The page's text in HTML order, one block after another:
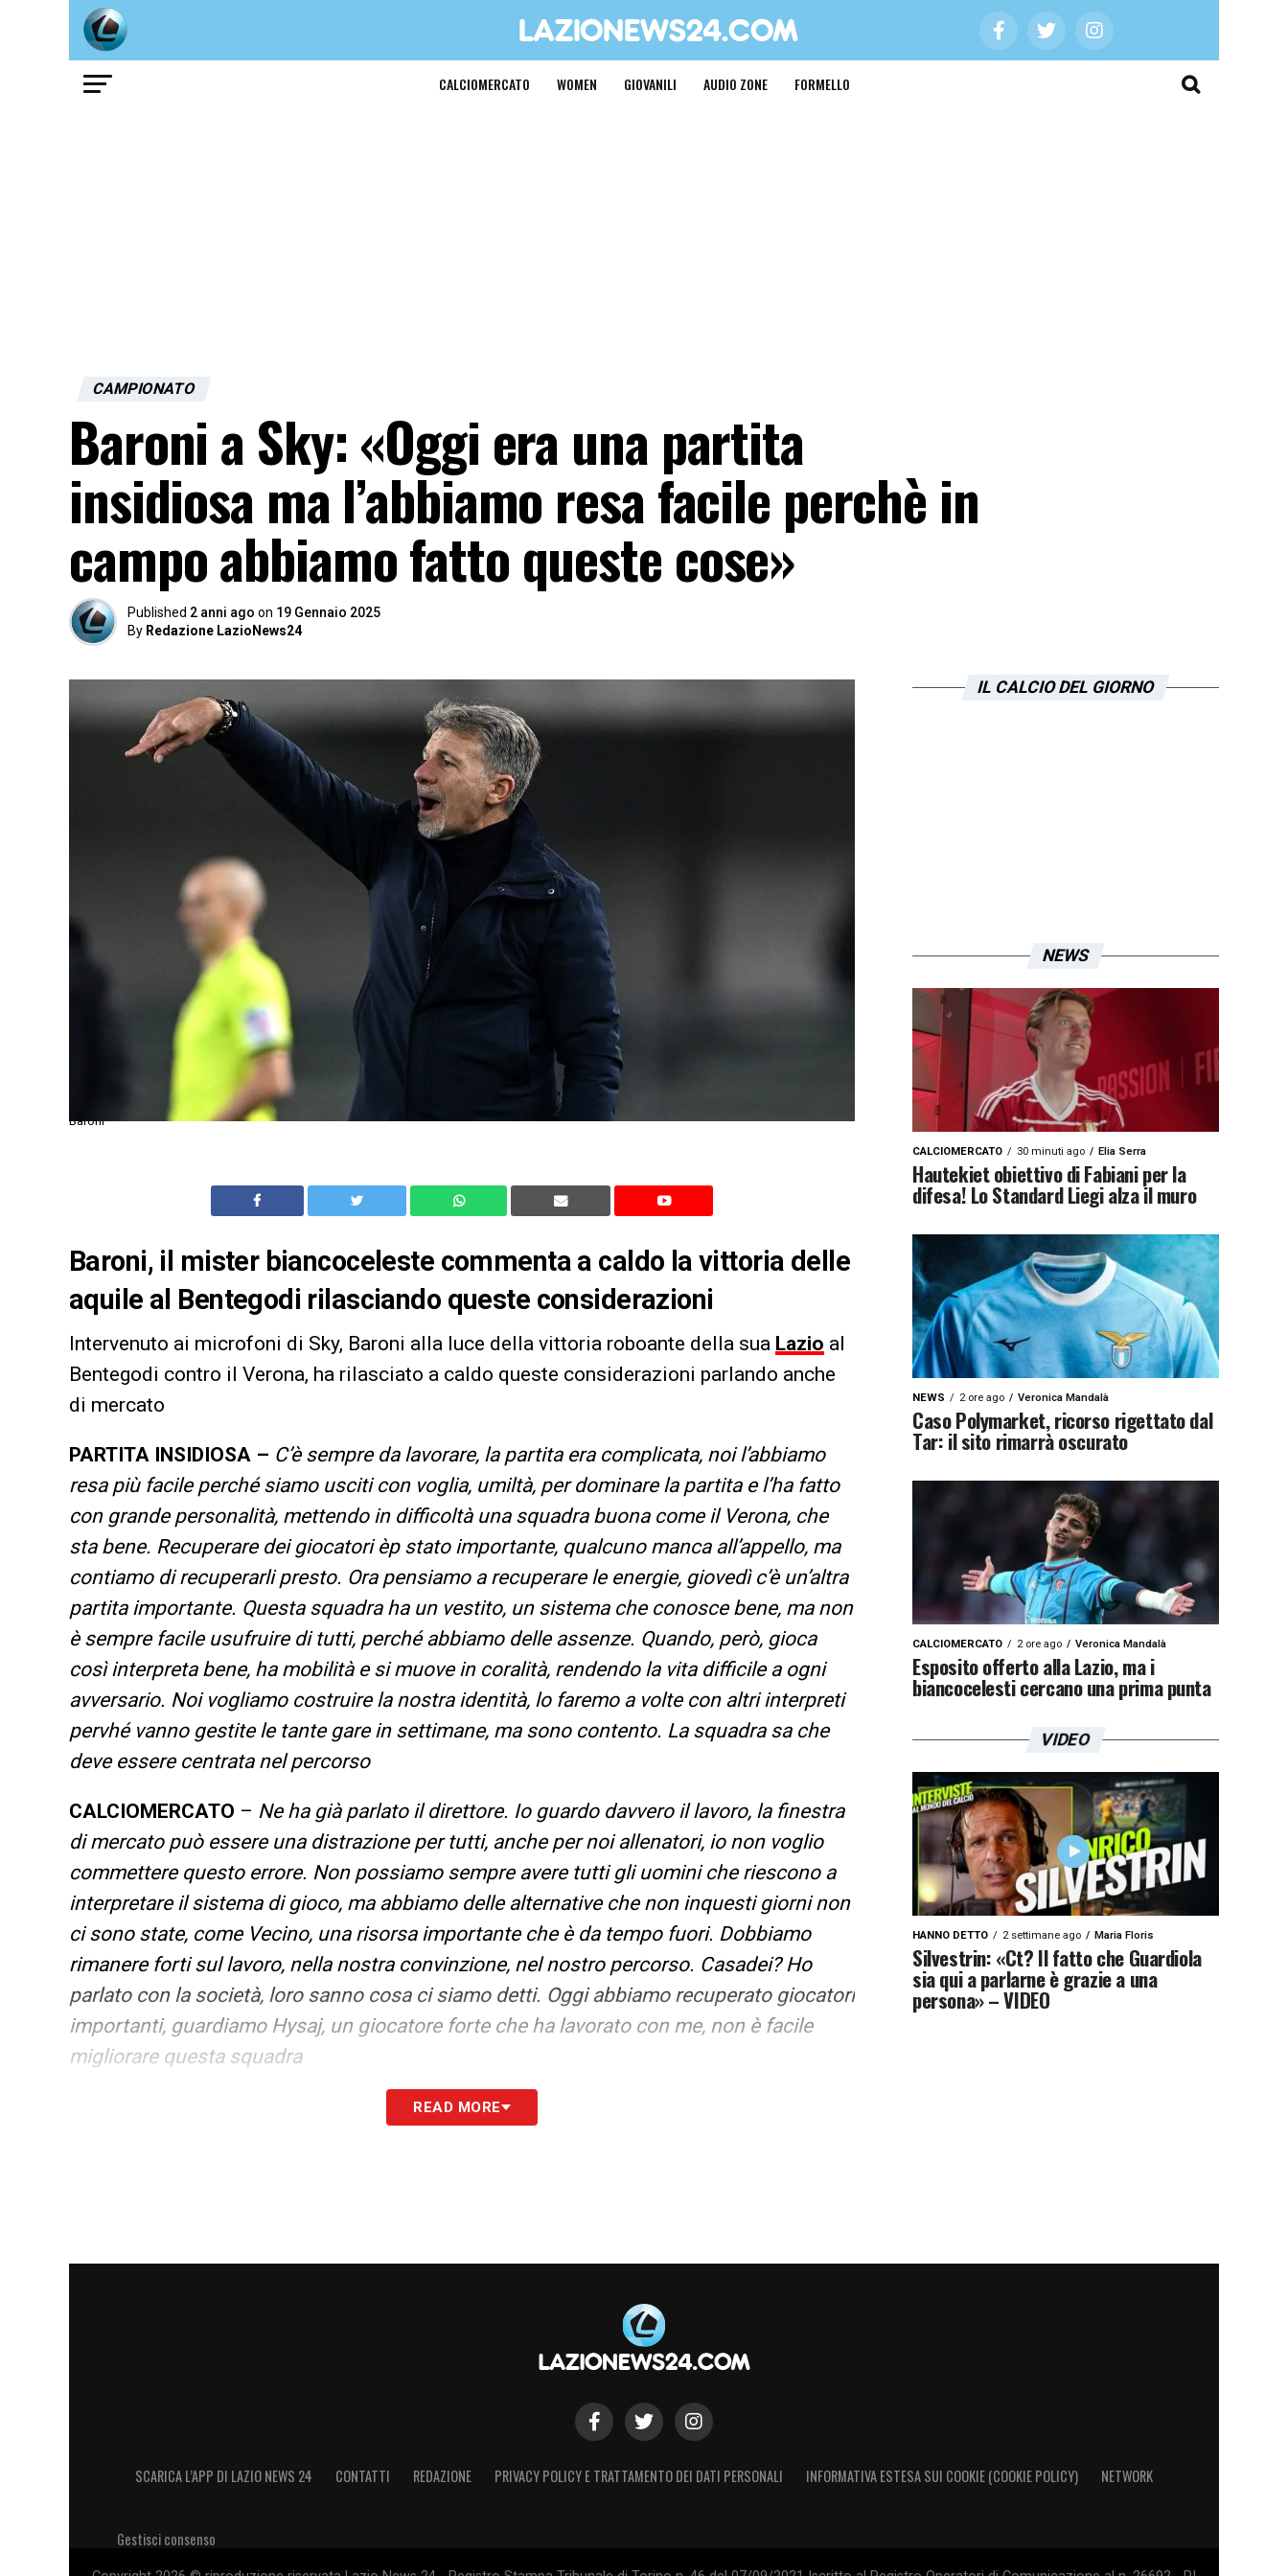
CALCIOMERCATO WOMEN GIOVANILI AUDIO ZONE FORMELLO
CAMPIONATO
Baroni a Sky: «Oggi era una partita
insidiosa ma l’abbiamo resa facile perchè in
campo abbiamo fatto queste cose»
Published 2 anni ago on 19 Gennaio 2025
By Redazione LazioNews24
Baroni
Baroni, il mister biancoceleste commenta a caldo la vittoria delle
aquile al Bentegodi rilasciando queste considerazioni
Intervenuto ai microfoni di Sky, Baroni alla luce della vittoria roboante della sua Lazio al
Bentegodi contro il Verona, ha rilasciato a caldo queste considerazioni parlando anche
di mercato
PARTITA INSIDIOSA – C’è sempre da lavorare, la partita era complicata, noi l’abbiamo
resa più facile perché siamo usciti con voglia, umiltà, per dominare la partita e l’ha fatto
con grande personalità, mettendo in difficoltà una squadra buona come il Verona, che
sta bene. Recuperare dei giocatori èp stato importante, qualcuno manca all’appello, ma
contiamo di recuperarli presto. Ora pensiamo a recuperare le energie, giovedì c’è un’altra
partita importante. Questa squadra ha un vestito, un sistema che conosce bene, ma non
è sempre facile usufruire di tutti, perché abbiamo delle assenze. Quando, però, gioca
così interpreta bene, ha mobilità e si muove in coralità, rendendo la vita difficile a ogni
avversario. Noi vogliamo costruire la nostra identità, lo faremo a volte con altri interpreti
pervhé vanno gestite le tante gare in settimane, ma sono contento. La squadra sa che
deve essere centrata nel percorso
CALCIOMERCATO – Ne ha già parlato il direttore. Io guardo davvero il lavoro, la finestra
di mercato può essere una distrazione per tutti, anche per noi allenatori, io non voglio
commettere questo errore. Non possiamo sempre avere tutti gli uomini che riescono a
interpretare il sistema di gioco, ma abbiamo delle alternative che non inquesti giorni non
ci sono state, come Vecino, una risorsa importante che è da tempo fuori. Dobbiamo
rimanere forti sul lavoro, nella nostra convinzione, nel nostro percorso. Casadei? Ho
parlato con la società, loro sanno cosa ci siamo detti. Oggi abbiamo recuperato giocatori
importanti, guardiamo Hysaj, un giocatore forte che ha lavorato con me, non è facile
migliorare questa squadra
LA PLAYLIST DELLE NOSTRE TOP NEWSREAD MORE
IL CALCIO DEL GIORNO
NEWS
CALCIOMERCATO 30 minuti ago Elia Serra
Hautekiet obiettivo di Fabiani per la
difesa! Lo Standard Liegi alza il muro
NEWS 2 ore ago Veronica Mandalà
Caso Polymarket, ricorso rigettato dal
Tar: il sito rimarrà oscurato
CALCIOMERCATO 2 ore ago Veronica Mandalà
Esposito offerto alla Lazio, ma i
biancocelesti cercano una prima punta
VIDEO
HANNO DETTO 2 settimane ago Maria Floris
Silvestrin: «Ct? Il fatto che Guardiola
sia qui a parlarne è grazie a una
persona» – VIDEO
SCARICA L’APP DI LAZIO NEWS 24 CONTATTI REDAZIONE PRIVACY POLICY E TRATTAMENTO DEI DATI PERSONALI INFORMATIVA ESTESA SUI COOKIE (COOKIE POLICY) NETWORK
Gestisci consenso